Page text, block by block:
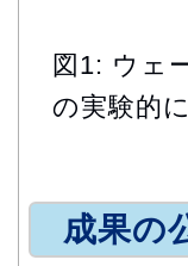
図1: ウェ
の実験的
成果の